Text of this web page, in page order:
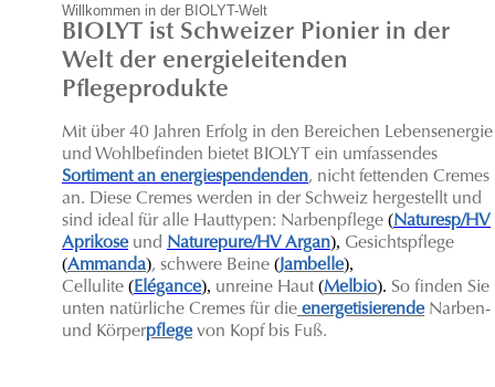
Willkommen in der BIOLYT-Welt
BIOLYT ist Schweizer Pionier in der
Welt der energieleitenden
Pflegeprodukte
Mit über 40 Jahren Erfolg in den Bereichen Lebensenergie
und Wohlbefinden bietet BIOLYT ein umfassendes
Sortiment an energiespendenden, nicht fettenden Cremes
an. Diese Cremes werden in der Schweiz hergestellt und
sind ideal für alle Hauttypen: Narbenpflege (Naturesp/HV
Aprikose und Naturepure/HV Argan), Gesichtspflege
(Ammanda), schwere Beine (Jambelle),
Cellulite (Elégance), unreine Haut (Melbio). So finden Sie
unten natürliche Cremes für die energetisierendeNarben-
und Körperpflegevon Kopf bis Fuß.